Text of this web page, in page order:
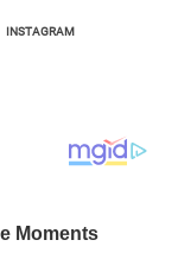
INSTAGRAM